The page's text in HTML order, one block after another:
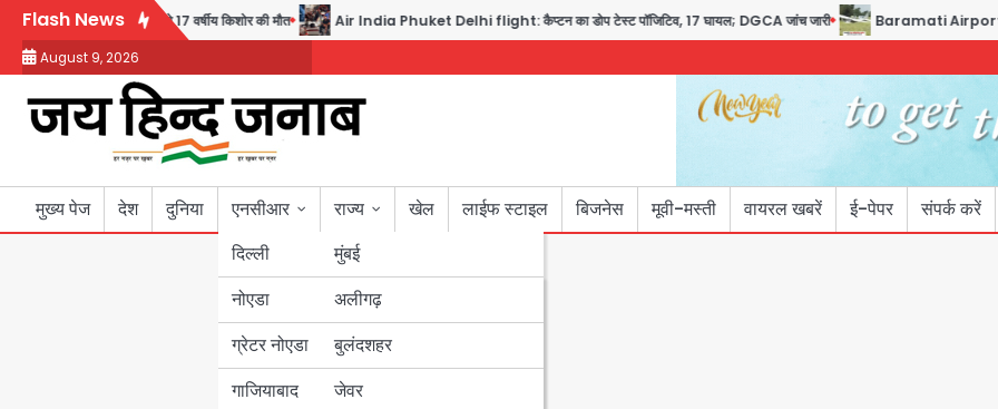
Skip
content
Flash News
गार्ड की गोली से 17 वर्षीय किशोर की मौत Air India Phuket Delhi flight: कैप्टन का डोप टेस्ट पॉजिटिव, 17 घायल; DGCA जांच जारी Baramati Airport Plane
August 9, 2026
मुख्य पेज देश दुनिया
एनसीआर
दिल्ली
नोएडा
ग्रेटर नोएडा
गाजियाबाद
राज्य
मुंबई
उत्तर प्रदेश
अलीगढ़
बुलंदशहर
जेवर
बिहार
पंजाब
खेल लाईफ स्टाइल बिजनेस मूवी-मस्ती वायरल खबरें ई-पेपर संपर्क करें